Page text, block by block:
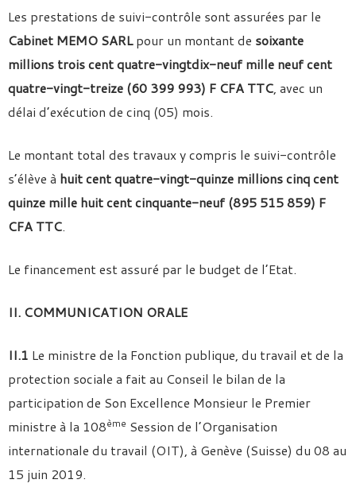
Les prestations de suivi-contrôle sont assurées par le
Cabinet MEMO SARLpour un montant de soixante
millions trois cent quatre-vingtdix-neuf mille neuf cent
quatre-vingt-treize (60 399 993) F CFA TTC, avec un
délai d’exécution de cinq (05) mois.
Le montant total des travaux y compris le suivi-contrôle
s’élève à huit cent quatre-vingt-quinze millions cinq cent
quinze mille huit cent cinquante-neuf (895 515 859) F
CFA TTC.
Le financement est assuré par le budget de l’Etat.
II. COMMUNICATION ORALE
II.1 Le ministre de la Fonction publique, du travail et de la
protection sociale a fait au Conseil le bilan de la
participation de Son Excellence Monsieur le Premier
ministre à la 108ème Session de l’Organisation
internationale du travail (OIT), à Genève (Suisse) du 08 au
15 juin 2019.